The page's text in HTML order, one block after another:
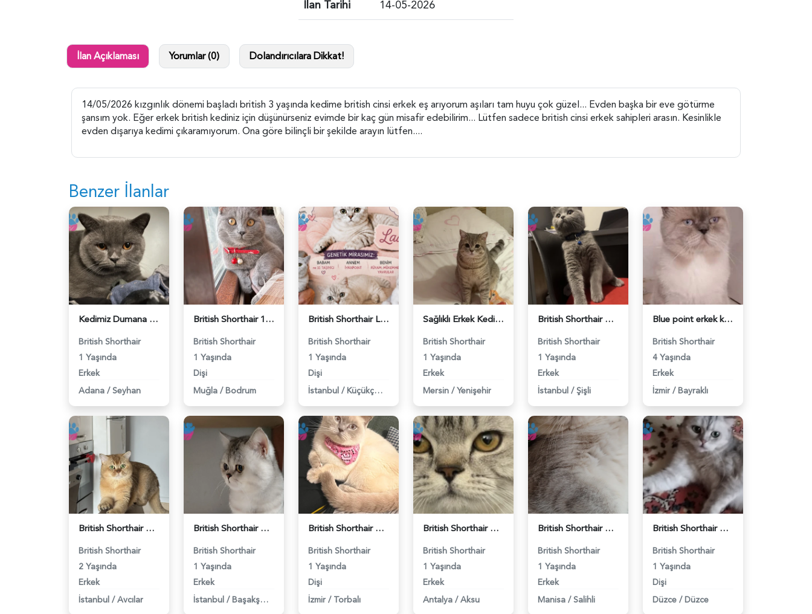
İlan Tarihi
14-05-2026
İlan Açıklaması Yorumlar (0) Dolandırıcılara Dikkat!
14/05/2026 kızgınlık dönemi başladı british 3 yaşında kedime british cinsi erkek eş arıyorum aşıları tam huyu çok güzel... Evden başka bir eve götürme
şansım yok. Eğer erkek british kediniz için düşünürseniz evimde bir kaç gün misafir edebilirim... Lütfen sadece british cinsi erkek sahipleri arasın. Kesinlikle
evden dışarıya kedimi çıkaramıyorum. Ona göre bilinçli bir şekilde arayın lütfen....
Benzer İlanlar
Kedimiz Dumana Dişi Eş arıyoruz - 118984658
British Shorthair
1 Yaşında
Erkek
Adana / Seyhan
British Shorthair 1 Yaşında Eş Arıyor - 118984662
British Shorthair
1 Yaşında
Dişi
Muğla / Bodrum
British Shorthair Lady kociş arıyor - 118984656
British Shorthair
1 Yaşında
Dişi
İstanbul / Küçükçekmece
Sağlıklı Erkek Kedi Bobi’ye Eş Aranıyor - 118984657
British Shorthair
1 Yaşında
Erkek
Mersin / Yenişehir
British Shorthair Ponçiğim Eş Arıyor - 118984654
British Shorthair
1 Yaşında
Erkek
İstanbul / Şişli
Blue point erkek kedimize dişi eş arıyoruz - 118984655
British Shorthair
4 Yaşında
Erkek
İzmir / Bayraklı
British Shorthair Erkek Kızgınlıkta - 118984651
British Shorthair
2 Yaşında
Erkek
İstanbul / Avcılar
British Shorthair Duma Eş Arıyorum - 118984650
British Shorthair
1 Yaşında
Erkek
İstanbul / Başakşehir
British Shorthair Kedime Eş Arıyorum - 118984649
British Shorthair
1 Yaşında
Dişi
İzmir / Torbalı
British Shorthair Damadımıza Gelin Arıyoruz - 118984627
British Shorthair
1 Yaşında
Erkek
Antalya / Aksu
British Shorthair Kedimize eş arıyoruz - 118984628
British Shorthair
1 Yaşında
Erkek
Manisa / Salihli
British Shorthair Güzel kızımıza eş arıyoruz - 118984633
British Shorthair
1 Yaşında
Dişi
Düzce / Düzce